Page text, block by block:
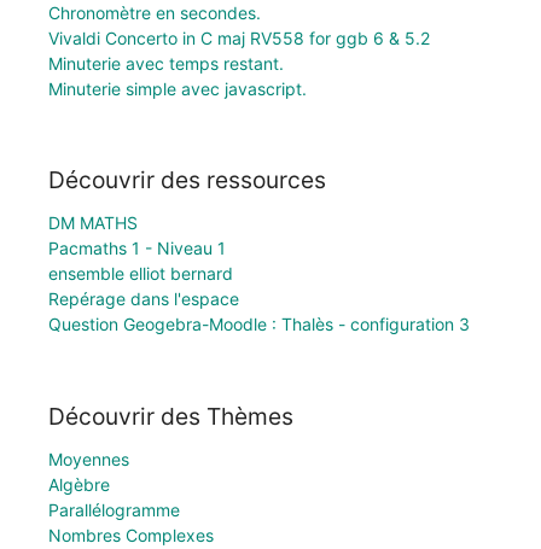
Chronomètre en secondes.
Vivaldi Concerto in C maj RV558 for ggb 6 & 5.2
Minuterie avec temps restant.
Minuterie simple avec javascript.
Découvrir des ressources
DM MATHS
Pacmaths 1 - Niveau 1
ensemble elliot bernard
Repérage dans l'espace
Question Geogebra-Moodle : Thalès - configuration 3
Découvrir des Thèmes
Moyennes
Algèbre
Parallélogramme
Nombres Complexes